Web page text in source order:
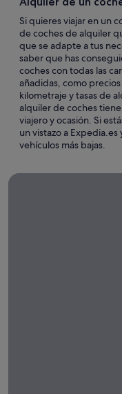
Si quieres viajar en un
de coches de alquiler
que se adapte a tus
saber que has
coches con todas las
añadidas, como
kilometraje y tasas de
alquiler de coches
viajero y ocasión. Si
un vistazo a
vehículos más bajas.